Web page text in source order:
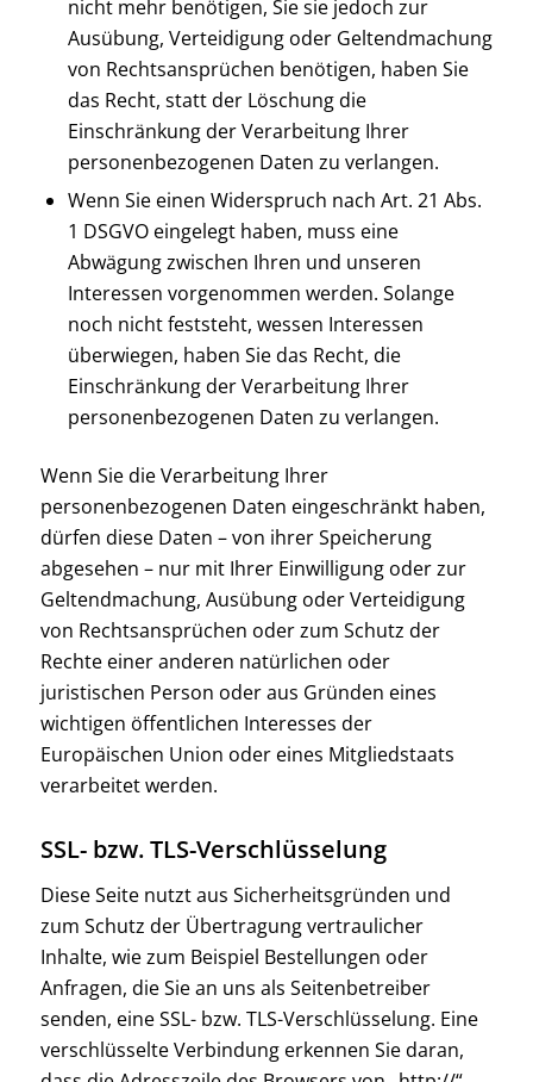
nicht mehr benötigen, Sie sie jedoch zur
Ausübung, Verteidigung oder Geltendmachung
von Rechtsansprüchen benötigen, haben Sie
das Recht, statt der Löschung die
Einschränkung der Verarbeitung Ihrer
personenbezogenen Daten zu verlangen.
Wenn Sie einen Widerspruch nach Art. 21 Abs.
1 DSGVO eingelegt haben, muss eine
Abwägung zwischen Ihren und unseren
Interessen vorgenommen werden. Solange
noch nicht feststeht, wessen Interessen
überwiegen, haben Sie das Recht, die
Einschränkung der Verarbeitung Ihrer
personenbezogenen Daten zu verlangen.
Wenn Sie die Verarbeitung Ihrer
personenbezogenen Daten eingeschränkt haben,
dürfen diese Daten – von ihrer Speicherung
abgesehen – nur mit Ihrer Einwilligung oder zur
Geltendmachung, Ausübung oder Verteidigung
von Rechtsansprüchen oder zum Schutz der
Rechte einer anderen natürlichen oder
juristischen Person oder aus Gründen eines
wichtigen öffentlichen Interesses der
Europäischen Union oder eines Mitgliedstaats
verarbeitet werden.
SSL- bzw. TLS-Verschlüsselung
Diese Seite nutzt aus Sicherheitsgründen und
zum Schutz der Übertragung vertraulicher
Inhalte, wie zum Beispiel Bestellungen oder
Anfragen, die Sie an uns als Seitenbetreiber
senden, eine SSL- bzw. TLS-Verschlüsselung. Eine
verschlüsselte Verbindung erkennen Sie daran,